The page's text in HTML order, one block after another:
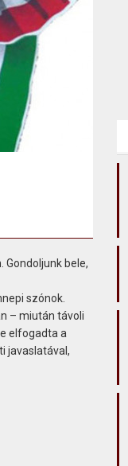
bele,
szónok.
– miután távoli
elfogadta a
javaslatával,